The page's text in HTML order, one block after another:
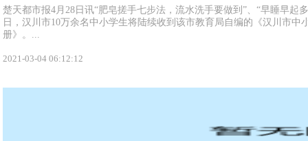
楚天都市报4月28日讯“肥皂搓手七步法，流水洗手要做到”、“早睡早起
日，汉川市10万余名中小学生将陆续收到该市教育局自编的《汉川市中
册》。...
2021-03-04 06:12:12